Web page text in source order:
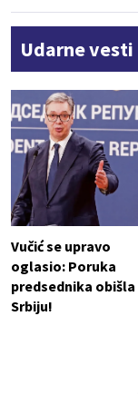
Udarne vesti
Vučić se upravo
oglasio: Poruka
predsednika obišla
Srbiju!